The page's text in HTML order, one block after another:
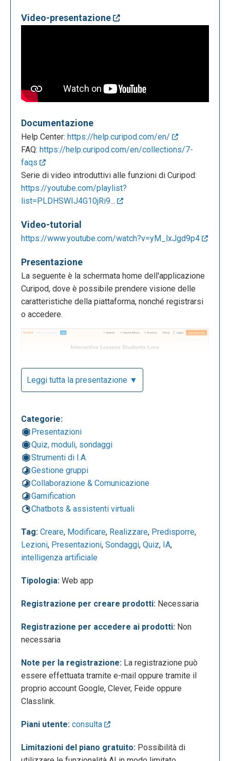
Video-presentazione
Documentazione
Help Center: https://help.curipod.com/en/
FAQ: https://help.curipod.com/en/collections/7-
faqs
Serie di video introduttivi alle funzioni di Curipod:
https://youtube.com/playlist?
list=PLDHSWIJ4G10jRi9...
Video-tutorial
https://www.youtube.com/watch?v=yM_lxJgd9p4
Presentazione
La seguente è la schermata home dell'applicazione
Curipod, dove è possibile prendere visione delle
caratteristiche della piattaforma, nonché registrarsi
o accedere.
La seguente è la dashboard del proprio account che
appare una volta effettuato l'accesso all'app web.
Da questa schermata, per creare un nuovo progetto,
è possibile cliccare su "Generate lesson AI" per
avviare una lezione assistita dall'intelligenza
artificiale, oppure su "New from blank" per creare
sceglie di generare una lezione tramite intelligenza
artificiale. Qui è richiesto di inserire un prompt
oppure di caricare un file da cui generare la lezione.
È anche possibile utilizzare idee e prompt suggeriti
(ad esempio PPT o PDF), sarà possibile scegliere il
grado di istruzione (da 1 a 12+), aggiungere dei
Leggi tutta la presentazione ▼
Categorie:
Presentazioni
Quiz, moduli, sondaggi
Strumenti di I.A.
Gestione gruppi
Collaborazione & Comunicazione
Gamification
Chatbots & assistenti virtuali
Tag: Creare, Modificare, Realizzare, Predisporre,
Lezioni, Presentazioni, Sondaggi, Quiz, IA,
intelligenza artificiale
Tipologia: Web app
Registrazione per creare prodotti: Necessaria
Registrazione per accedere ai prodotti: Non
necessaria
Note per la registrazione: La registrazione può
essere effettuata tramite e-mail oppure tramite il
proprio account Google, Clever, Feide oppure
Classlink.
Piani utente: consulta
Limitazioni del piano gratuito: Possibilità di